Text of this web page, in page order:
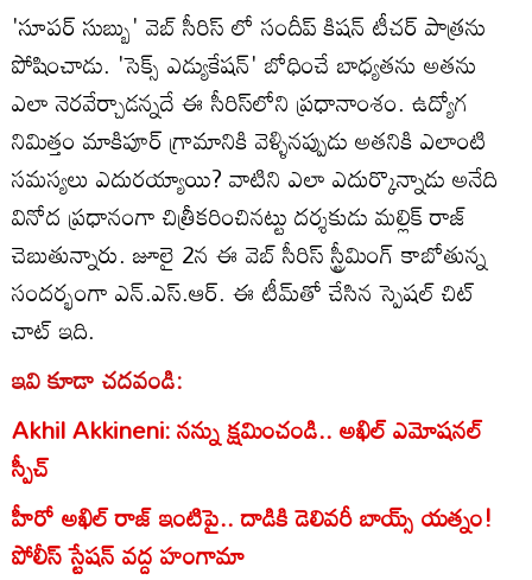
'సూపర్ సుబ్బు' వెబ్ సీరిస్ లో సందీప్ కిషన్‌ టీచర్ పాత్రను
పోషించాడు. 'సెక్స్ ఎడ్యుకేషన్‌' బోధించే బాధ్యతను అతను
ఎలా నెరవేర్చాడన్నదే ఈ సీరిస్‌లోని ప్రధానాంశం. ఉద్యోగ
నిమిత్తం మాకిపూర్‌ గ్రామానికి వెళ్ళినప్పుడు అతనికి ఎలాంటి
సమస్యలు ఎదురయ్యాయి? వాటిని ఎలా ఎదుర్కొన్నాడు అనేది
వినోద ప్రధానంగా చిత్రీకరించినట్టు దర్శకుడు మల్లిక్ రాజ్
చెబుతున్నారు. జూలై 2న ఈ వెబ్ సీరిస్ స్ట్రీమింగ్‌ కాబోతున్న
సందర్భంగా ఎన్.ఎస్.ఆర్. ఈ టీమ్‌తో చేసిన స్పెషల్ చిట్
చాట్ ఇది.
ఇవి కూడా చదవండి:
Akhil Akkineni: నన్ను క్షమించండి.. అఖిల్ ఎమోషనల్
స్పీచ్
హీరో అఖిల్ రాజ్ ఇంటిపై.. దాడికి డెలివరీ బాయ్స్ యత్నం!
పోలీస్ స్టేషన్ వద్ద హంగామా